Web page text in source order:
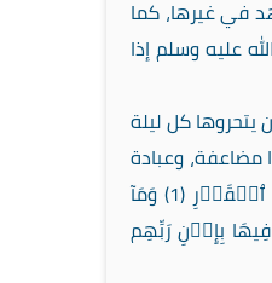
في غيرها، كما
عليه وسلم إذا
يتحروها كل ليلة
مضاعفة، وعبادة
إِنَّآ أَنزَلۡنَٰهُ فِي لَيۡلَةِ ٱلۡقَدۡرِ (1) وَمَآ
فِيهَا بِإِذۡنِ رَبِّهِم